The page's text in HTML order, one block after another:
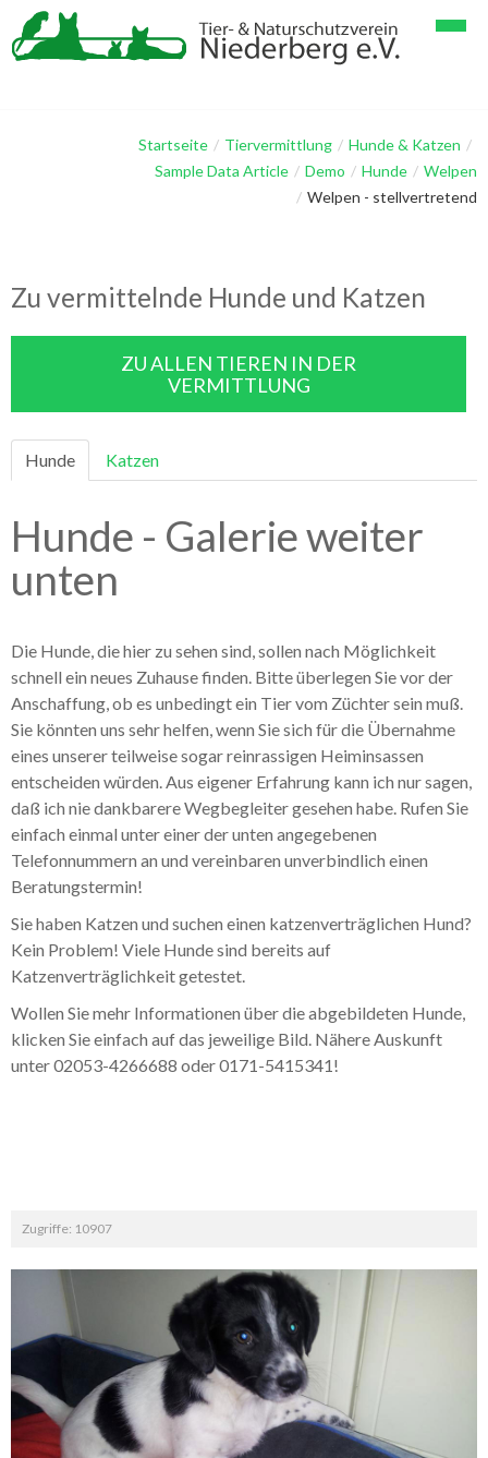
Galerie Vögel, Papageien
Galerie Katzen
Startseite / Tiervermittlung / Hunde & Katzen /
Sample Data Article / Demo / Hunde / Welpen
/ Welpen - stellvertretend
Zu vermittelnde Hunde und Katzen
ZU ALLEN TIEREN IN DER
VERMITTLUNG
Hunde Katzen
Hunde - Galerie weiter
unten
Die Hunde, die hier zu sehen sind, sollen nach Möglichkeit
schnell ein neues Zuhause finden. Bitte überlegen Sie vor der
Anschaffung, ob es unbedingt ein Tier vom Züchter sein muß.
Sie könnten uns sehr helfen, wenn Sie sich für die Übernahme
eines unserer teilweise sogar reinrassigen Heiminsassen
entscheiden würden. Aus eigener Erfahrung kann ich nur sagen,
daß ich nie dankbarere Wegbegleiter gesehen habe. Rufen Sie
einfach einmal unter einer der unten angegebenen
Telefonnummern an und vereinbaren unverbindlich einen
Beratungstermin!
Sie haben Katzen und suchen einen katzenverträglichen Hund?
Kein Problem! Viele Hunde sind bereits auf
Katzenverträglichkeit getestet.
Wollen Sie mehr Informationen über die abgebildeten Hunde,
klicken Sie einfach auf das jeweilige Bild. Nähere Auskunft
unter 02053-4266688 oder 0171-5415341!
Zugriffe: 10907